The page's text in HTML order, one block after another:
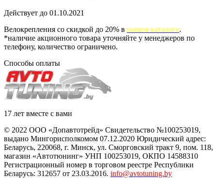
Действует до 01.10.2021
Велокрепления со скидкой до 20% в нашем каталоге.
*наличие акционного товара уточняйте у менеджеров по
телефону, количество ограничено.
Способы оплаты
17 лет вместе с вами
© 2022 ООО «Допавтотрейд» Свидетельство №100253019,
выдано Мингорисполкомом 07.12.2020 Юридический адрес:
Беларусь, 220068, г. Минск, ул. Сморговский тракт 9, пом. 118,
магазин «Автотюнинг» УНП 100253019, ОКПО 14588310
Регистрационный номер в торговом реестре Республики
Беларусь: 312657 от 23.03.2016. info@avtotuning.by